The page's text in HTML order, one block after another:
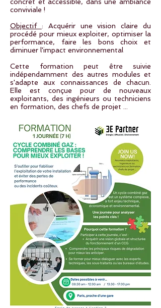
conviviale !
Objectif : Acquérir une vision claire du
procédé pour mieux exploiter, optimiser la
performance, faire les bons choix et
diminuer l'impact environnemental
Cette formation peut être suivie
indépendamment des autres modules et
s'adapte aux connaissances de chacun.
Elle est conçue pour de nouveaux
exploitants, des ingénieurs ou techniciens
en formation, des chefs de projet ...